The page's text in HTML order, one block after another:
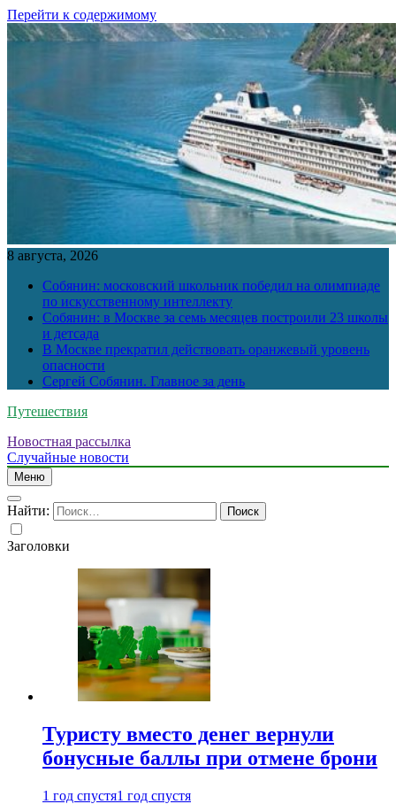
Перейти к содержимому
8 августа, 2026
Собянин: московский школьник победил на олимпиаде
по искусственному интеллекту
Собянин: в Москве за семь месяцев построили 23 школы
и детсада
В Москве прекратил действовать оранжевый уровень
опасности
Сергей Собянин. Главное за день
Путешествия
Новостная рассылка
Случайные новости
Меню
Найти:
Заголовки
Туристу вместо денег вернули
бонусные баллы при отмене брони
1 год спустя1 год спустя